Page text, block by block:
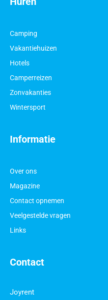
Contact
Joyrent
Informatie
Over ons
Magazine
Contact opnemen
Veelgestelde vragen
Links
Camping
Vakantiehuizen
Hotels
Camperreizen
Zonvakanties
Wintersport